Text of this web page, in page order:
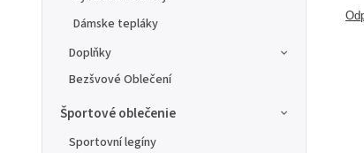
Dámske tepláky
Doplňky
Bezšvové Oblečení
Športové oblečenie
Sportovní legíny